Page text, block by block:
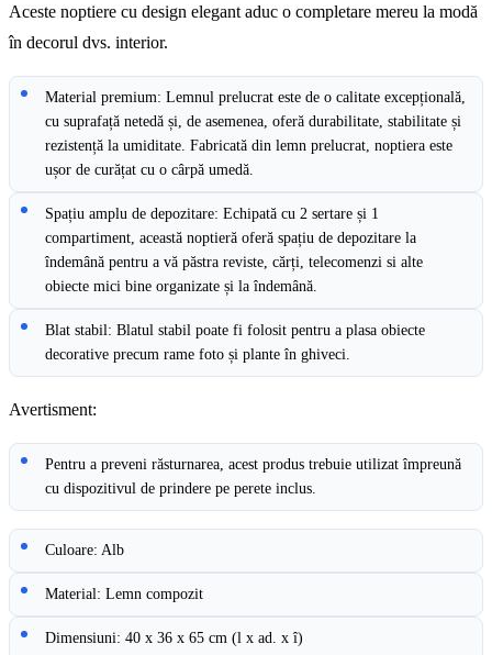
Aceste noptiere cu design elegant aduc o completare mereu la modă
în decorul dvs. interior.
Material premium: Lemnul prelucrat este de o calitate excepțională,
cu suprafață netedă și, de asemenea, oferă durabilitate, stabilitate și
rezistență la umiditate. Fabricată din lemn prelucrat, noptiera este
ușor de curățat cu o cârpă umedă.
Spațiu amplu de depozitare: Echipată cu 2 sertare și 1
compartiment, această noptieră oferă spațiu de depozitare la
îndemână pentru a vă păstra reviste, cărți, telecomenzi si alte
obiecte mici bine organizate și la îndemână.
Blat stabil: Blatul stabil poate fi folosit pentru a plasa obiecte
decorative precum rame foto și plante în ghiveci.
Avertisment:
Pentru a preveni răsturnarea, acest produs trebuie utilizat împreună
cu dispozitivul de prindere pe perete inclus.
Culoare: Alb
Material: Lemn compozit
Dimensiuni: 40 x 36 x 65 cm (l x ad. x î)